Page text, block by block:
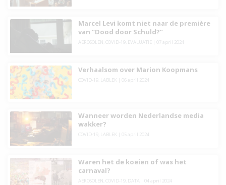
Marcel Levi komt niet naar de première
van “Dood door Schuld?”
AEROSOLEN COVID-19, EVALUATIE 07 april 2024
Verhaalsom over Marion Koopmans
COVID-19, LABLEK 06 april 2024
Wanneer worden Nederlandse media
wakker?
COVID-19, LABLEK 05 april 2024
Waren het de koeien of was het
carnaval?
AEROSOLEN COVID-19, DATA 04 april 2024